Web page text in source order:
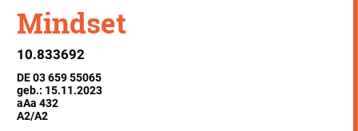
Mindset
10.833692
DE 03 659 55065
geb.: 15.11.2023
aAa 432
A2/A2